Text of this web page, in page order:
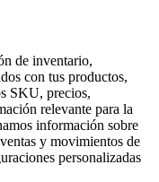
de inventario,
con tus productos,
SKU, precios,
relevante para la
información sobre
y movimientos de
personalizadas